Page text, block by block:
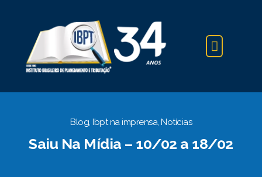
Blog, Ibpt na imprensa, Notícias
Saiu Na Mídia – 10/02 a 18/02